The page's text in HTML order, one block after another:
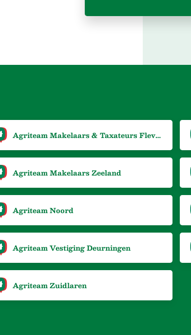
Agriteam Makelaars & Taxateurs Flevoland
Agriteam Makelaars Zeeland
Agriteam Noord
Agriteam Vestiging Deurningen
Agriteam Zuidlaren